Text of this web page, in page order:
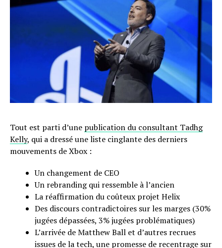
Tout est parti d’une publication du consultant Tadhg
Kelly, qui a dressé une liste cinglante des derniers
mouvements de Xbox :
Un changement de CEO
Un rebranding qui ressemble à l’ancien
La réaffirmation du coûteux projet Helix
Des discours contradictoires sur les marges (30%
jugées dépassées, 3% jugées problématiques)
L’arrivée de Matthew Ball et d’autres recrues
issues de la tech, une promesse de recentrage sur